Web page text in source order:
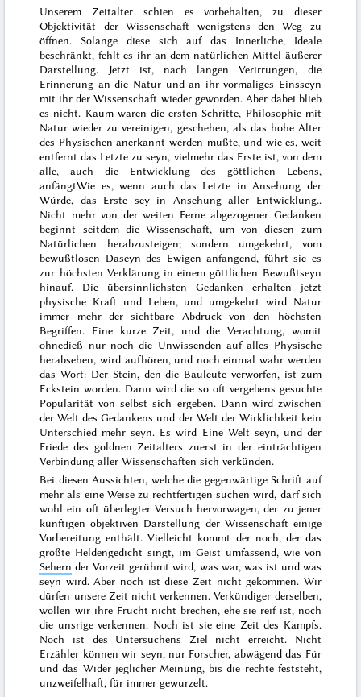
Unserem Zeitalter schien es vorbehalten, zu dieser
Objektivität der Wissenschaft wenigstens den Weg zu
öffnen. Solange diese sich auf das Innerliche, Ideale
beschränkt, fehlt es ihr an dem natürlichen Mittel äußerer
Darstellung. Jetzt ist, nach langen Verirrungen, die
Erinnerung an die Natur und an ihr vormaliges Einsseyn
mit ihr der Wissenschaft wieder geworden. Aber dabei blieb
es nicht. Kaum waren die ersten Schritte, Philosophie mit
Natur wieder zu vereinigen, geschehen, als das hohe Alter
des Physischen anerkannt werden mußte, und wie es, weit
entfernt das Letzte zu seyn, vielmehr das Erste ist, von dem
alle, auch die Entwicklung des göttlichen Lebens,
anfängtWie es, wenn auch das Letzte in Ansehung der
Würde, das Erste sey in Ansehung aller Entwicklung..
Nicht mehr von der weiten Ferne abgezogener Gedanken
beginnt seitdem die Wissenschaft, um von diesen zum
Natürlichen herabzusteigen; sondern umgekehrt, vom
bewußtlosen Daseyn des Ewigen anfangend, führt sie es
zur höchsten Verklärung in einem göttlichen Bewußtseyn
hinauf. Die übersinnlichsten Gedanken erhalten jetzt
physische Kraft und Leben, und umgekehrt wird Natur
immer mehr der sichtbare Abdruck von den höchsten
Begriffen. Eine kurze Zeit, und die Verachtung, womit
ohnedieß nur noch die Unwissenden auf alles Physische
herabsehen, wird aufhören, und noch einmal wahr werden
das Wort: Der Stein, den die Bauleute verworfen, ist zum
Eckstein worden. Dann wird die so oft vergebens gesuchte
Popularität von selbst sich ergeben. Dann wird zwischen
der Welt des Gedankens und der Welt der Wirklichkeit kein
Unterschied mehr seyn. Es wird Eine Welt seyn, und der
Friede des goldnen Zeitalters zuerst in der einträchtigen
Verbindung aller Wissenschaften sich verkünden.
Bei diesen Aussichten, welche die gegenwärtige Schrift auf
mehr als eine Weise zu rechtfertigen suchen wird, darf sich
wohl ein oft überlegter Versuch hervorwagen, der zu jener
künftigen objektiven Darstellung der Wissenschaft einige
Vorbereitung enthält. Vielleicht kommt der noch, der das
größte Heldengedicht singt, im Geist umfassend, wie von
Sehern der Vorzeit gerühmt wird, was war, was ist und was
seyn wird.Aber noch ist diese Zeit nicht gekommen. Wir
dürfen unsere Zeit nicht verkennen. Verkündiger derselben,
wollen wir ihre Frucht nicht brechen, ehe sie reif ist, noch
die unsrige verkennen. Noch ist sie eine Zeit des Kampfs.
Noch ist des Untersuchens Ziel nicht erreicht. Nicht
Erzähler können wir seyn, nur Forscher, abwägend das Für
und das Wider jeglicher Meinung, bis die rechte feststeht,
unzweifelhaft, für immer gewurzelt.